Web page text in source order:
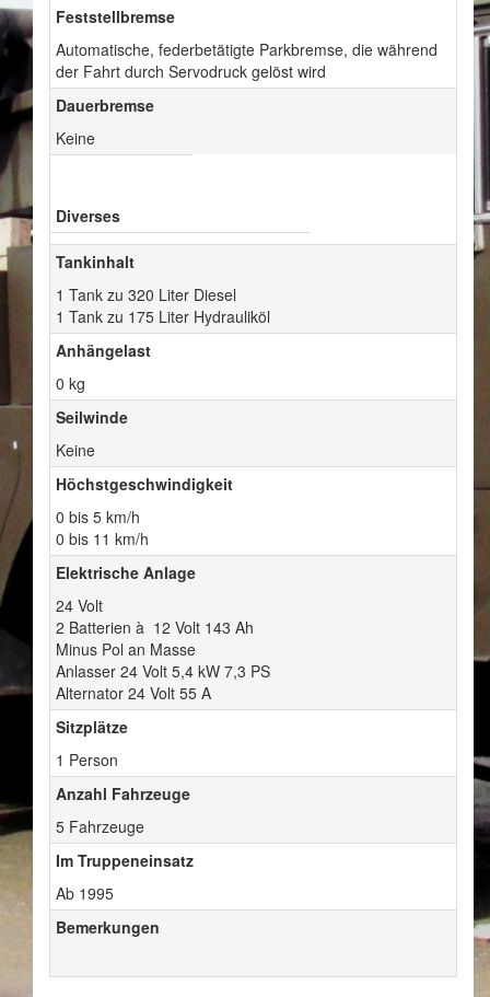
Feststellbremse
Automatische, federbetätigte Parkbremse, die während
der Fahrt durch Servodruck gelöst wird
Dauerbremse
Keine
Diverses
Tankinhalt
1 Tank zu 320 Liter Diesel
1 Tank zu 175 Liter Hydrauliköl
Anhängelast
0 kg
Seilwinde
Keine
Höchstgeschwindigkeit
0 bis 5 km/h
0 bis 11 km/h
Elektrische Anlage
24 Volt
2 Batterien à 12 Volt 143 Ah
Minus Pol an Masse
Anlasser 24 Volt 5,4 kW 7,3 PS
Alternator 24 Volt 55 A
Sitzplätze
1 Person
Anzahl Fahrzeuge
5 Fahrzeuge
Im Truppeneinsatz
Ab 1995
Bemerkungen